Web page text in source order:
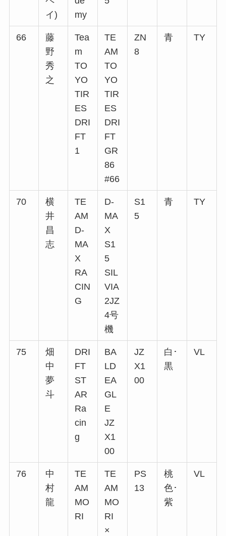
イ)
my
66
藤
野
秀
之
Tea
m
TO
YO
TIR
ES
DRI
FT
1
TE
AM
TO
YO
TIR
ES
DRI
FT
GR
86
#66
ZN
8
青 TY
70
横
井
昌
志
TE
AM
D-
MA
X
RA
CIN
G
D-
MA
X
S1
5
SIL
VIA
2JZ
4号
機
S1
5
青 TY
75
畑
中
夢
斗
DRI
FT
ST
AR
Ra
cin
g
BA
LD
EA
GL
E
JZ
X1
00
JZ
X1
00
白･
黒
VL
76
中
村
龍
TE
AM
MO
RI
TE
AM
MO
RI
×
PS
13
桃
色･
紫
VL